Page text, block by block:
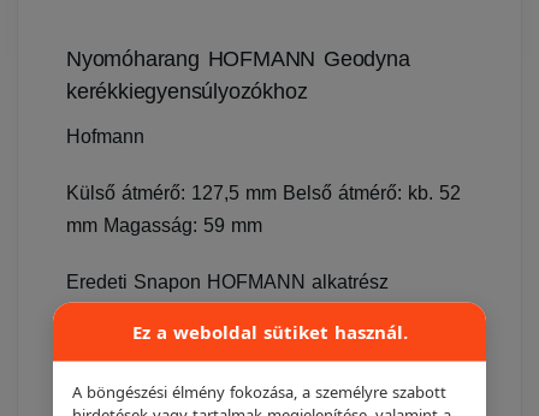
Nyomóharang HOFMANN Geodyna
kerékkiegyensúlyozókhoz
Hofmann
Külső átmérő: 127,5 mm Belső átmérő: kb. 52
mm Magasság: 59 mm
Eredeti Snapon HOFMANN alkatrész
Cikkszám: 26426, EAC0058D07A
Ára: 14.430, - +Áfa/db
Ez a weboldal sütiket használ.
A böngészési élmény fokozása, a személyre szabott